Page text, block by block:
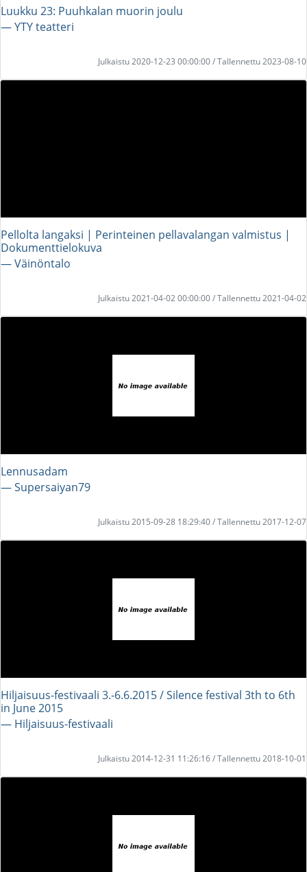
Luukku 23: Puuhkalan muorin joulu
― YTY teatteri
Julkaistu 2020-12-23 00:00:00 / Tallennettu 2023-08-10
Pellolta langaksi | Perinteinen pellavalangan valmistus |
Dokumenttielokuva
― Väinöntalo
Julkaistu 2021-04-02 00:00:00 / Tallennettu 2021-04-02
Lennusadam
― Supersaiyan79
Julkaistu 2015-09-28 18:29:40 / Tallennettu 2017-12-07
Hiljaisuus-festivaali 3.-6.6.2015 / Silence festival 3th to 6th
in June 2015
― Hiljaisuus-festivaali
Julkaistu 2014-12-31 11:26:16 / Tallennettu 2018-10-01